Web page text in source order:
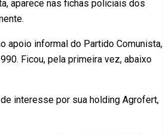
aparece nas fichas policiais dos
apoio informal do Partido Comunista,
Ficou, pela primeira vez, abaixo
interesse por sua holding Agrofert,